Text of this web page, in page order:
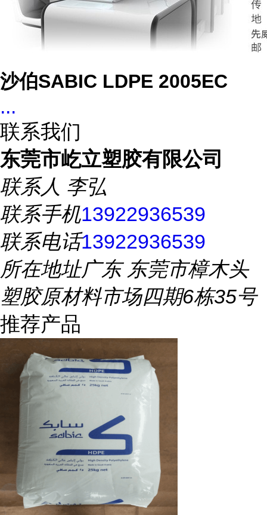
沙伯SABIC LDPE 2005EC
...
联系我们
东莞市屹立塑胶有限公司
联系人 李弘
联系手机13922936539
联系电话13922936539
所在地址广东 东莞市樟木头
塑胶原材料市场四期6栋35号
推荐产品